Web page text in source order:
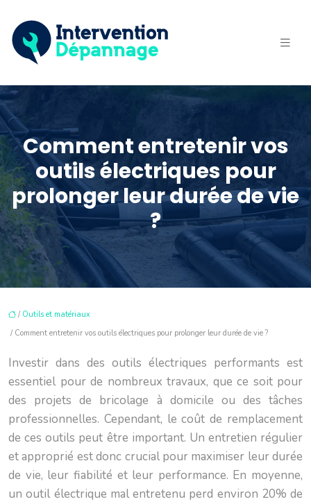
Comment entretenir vos
outils électriques pour
prolonger leur durée de vie
?
/ Outils et matériaux
/ Comment entretenir vos outils électriques pour prolonger leur durée de vie ?
Investir dans des outils électriques performants est
essentiel pour de nombreux travaux, que ce soit pour
des projets de bricolage à domicile ou des tâches
professionnelles. Cependant, le coût de remplacement
de ces outils peut être important. Un entretien régulier
et approprié est donc crucial pour maximiser leur durée
de vie, leur fiabilité et leur performance. En moyenne,
un outil électrique mal entretenu perd environ 20% de